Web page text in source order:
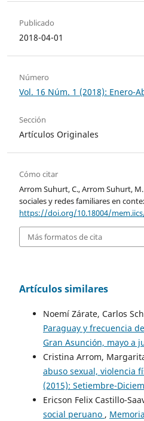
Publicado
2018-04-01
Número
Vol. 16 Núm. 1 (2018): Enero-
Sección
Artículos Originales
Cómo citar
Arrom Suhurt, C., Arrom Suhurt,
sociales y redes familiares en
https://doi.org/10.18004/
Más formatos de cita
Artículos similares
Noemí Zárate, Carlos
Paraguay y frecuencia
Gran Asunción, mayo a
Cristina Arrom,
abuso sexual, violencia
(2015): Setiembre-
Ericson Felix Castillo-
social peruano ,